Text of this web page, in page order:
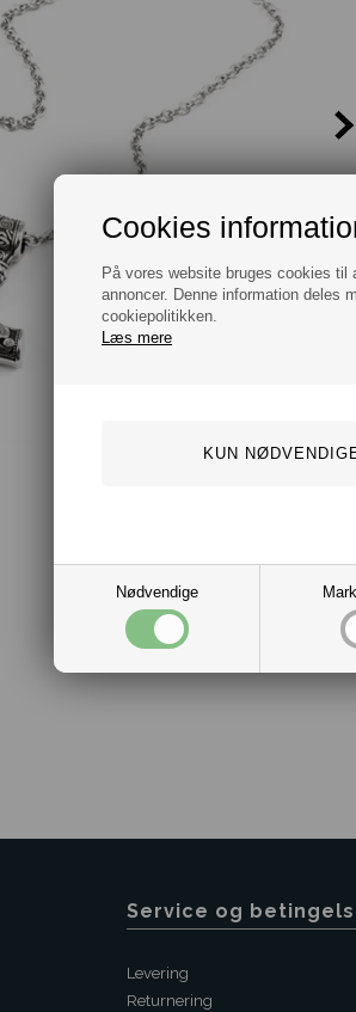
Cookies
På vores website bruges cookies
annoncer. Denne information deles
cookiepolitikken.
Læs mere
Nødvendige
Service og
Levering
Returnering